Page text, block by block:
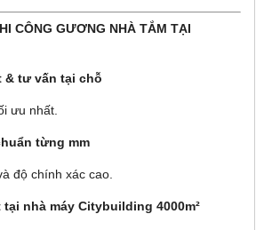
CÔNG GƯƠNG NHÀ TẮM TẠI
& tư vấn tại chỗ
ưu nhất.
từng mm
độ chính xác cao.
nhà máy Citybuilding 4000m²